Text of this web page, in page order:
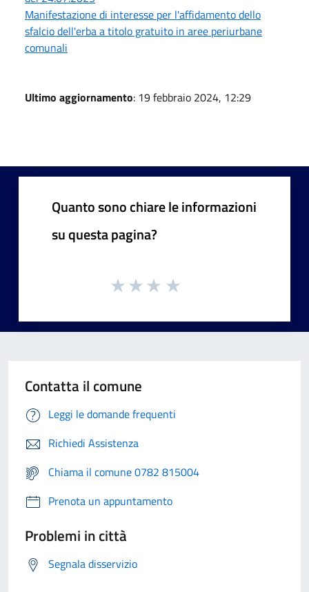
Manifestazione di interesse per l'affidamento dello
sfalcio dell'erba a titolo gratuito in aree periurbane
comunali
Ultimo aggiornamento: 19 febbraio 2024, 12:29
Quanto sono chiare le informazioni
su questa pagina?
Contatta il comune
Leggi le domande frequenti
Richiedi Assistenza
Chiama il comune 0782 815004
Prenota un appuntamento
Problemi in città
Segnala disservizio